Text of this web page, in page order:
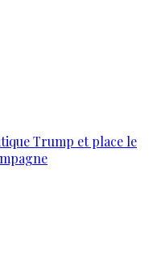
Trump et place le